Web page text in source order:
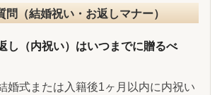
問（結婚祝い・お返しマナー）
し（内祝い）はいつまでに贈るべ
婚式または入籍後1ヶ月以内に内祝い